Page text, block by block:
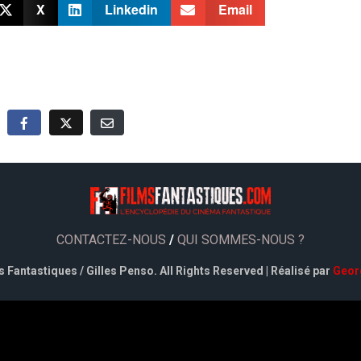
X Linkedin Email
CONTACTEZ-NOUS / QUI SOMMES-NOUS ?
Fantastiques / Gilles Penso. All Rights Reserved | Réalisé par